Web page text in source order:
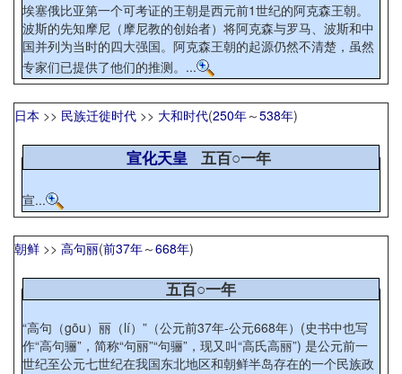
埃塞俄比亚第一个可考证的王朝是西元前1世纪的阿克森王朝。
波斯的先知摩尼（摩尼教的创始者）将阿克森与罗马、波斯和中
国并列为当时的四大强国。阿克森王朝的起源仍然不清楚，虽然
专家们已提供了他们的推测。...
日本 >> 民族迁徙时代 >> 大和时代(250年～538年)
宣化天皇五百○一年
宣...
朝鲜 >> 高句丽(前37年～668年)
五百○一年
“高句（gōu）丽（lí）”（公元前37年-公元668年）(史书中也写
作“高句骊”，简称“句丽”“句骊”，现又叫“高氏高丽”) 是公元前一
世纪至公元七世纪在我国东北地区和朝鲜半岛存在的一个民族政